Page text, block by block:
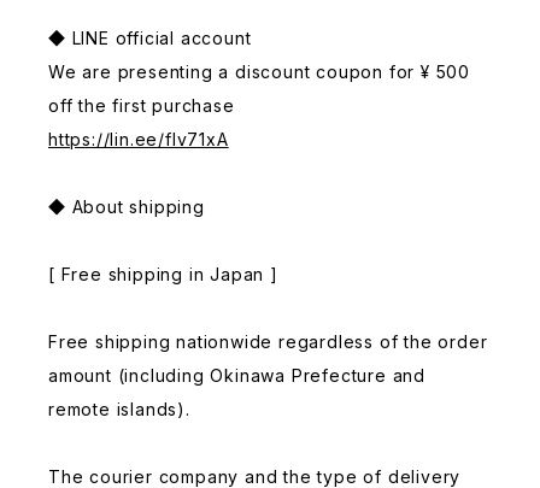
◆ LINE official account
We are presenting a discount coupon for ¥ 500
off the first purchase
https://lin.ee/fIv71xA
◆ About shipping
[ Free shipping in Japan ]
Free shipping nationwide regardless of the order
amount (including Okinawa Prefecture and
remote islands).
The courier company and the type of delivery